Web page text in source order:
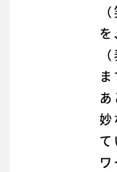
ま
妙